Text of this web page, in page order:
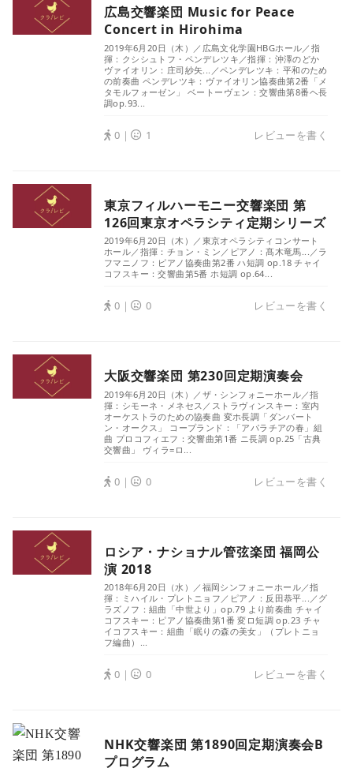
広島交響楽団 Music for Peace
Concert in Hirohima
2019年6月20日（木）／広島文化学園HBGホール／指
揮：クシシュトフ・ペンデレツキ／指揮：沖澤のどか
ヴァイオリン：庄司紗矢...／ペンデレツキ：平和のため
の前奏曲 ペンデレツキ：ヴァイオリン協奏曲第2番「メ
タモルフォーゼン」 ベートーヴェン：交響曲第8番ヘ長
調op.93...
0｜ 1 レビューを書く
東京フィルハーモニー交響楽団 第
126回東京オペラシティ定期シリーズ
2019年6月20日（木）／東京オペラシティコンサート
ホール／指揮：チョン・ミン／ピアノ：髙木竜馬...／ラ
フマニノフ：ピアノ協奏曲第2番 ハ短調 op.18 チャイ
コフスキー：交響曲第5番 ホ短調 op.64...
0｜ 0 レビューを書く
大阪交響楽団 第230回定期演奏会
2019年6月20日（木）／ザ・シンフォニーホール／指
揮：シモーネ・メネセス／ストラヴィンスキー：室内
オーケストラのための協奏曲 変ホ長調「ダンバート
ン・オークス」 コープランド：「アパラチアの春」組
曲 プロコフィエフ：交響曲第1番 ニ長調 op.25「古典
交響曲」 ヴィラ=ロ...
0｜ 0 レビューを書く
ロシア・ナショナル管弦楽団 福岡公
演 2018
2018年6月20日（水）／福岡シンフォニーホール／指
揮：ミハイル・プレトニョフ／ピアノ：反田恭平...／グ
ラズノフ：組曲「中世より」op.79 より前奏曲 チャイ
コフスキー：ピアノ協奏曲第1番 変ロ短調 op.23 チャ
イコフスキー：組曲「眠りの森の美女」（プレトニョ
フ編曲）...
0｜ 0 レビューを書く
NHK交響楽団 第1890回定期演奏会B
プログラム